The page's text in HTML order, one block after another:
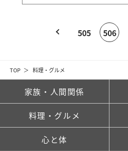
TOP 料理・グルメ
505 506
家族・人間関係
料理・グルメ
心と体